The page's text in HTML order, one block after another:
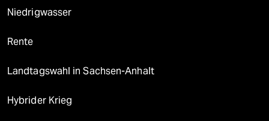
Niedrigwasser
Rente
Landtagswahl in Sachsen-Anhalt
Hybrider Krieg